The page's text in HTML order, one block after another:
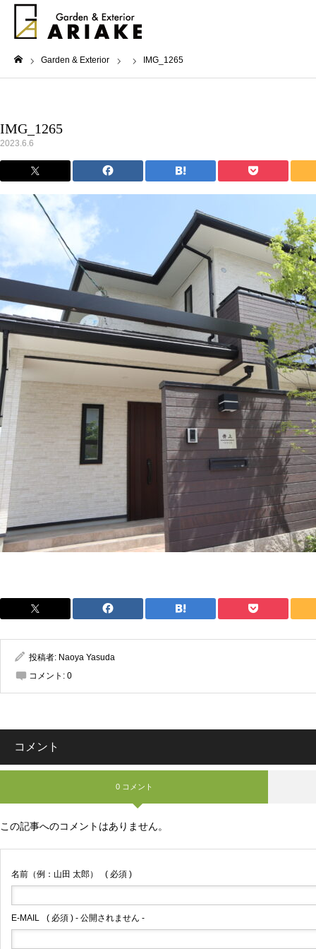
Garden & Exterior IMG_1265
IMG_1265
2023.6.6
投稿者: Naoya Yasuda
コメント: 0
コメント
0 コメント
この記事へのコメントはありません。
名前（例：山田 太郎） ( 必須 )
E-MAIL ( 必須 ) - 公開されません -